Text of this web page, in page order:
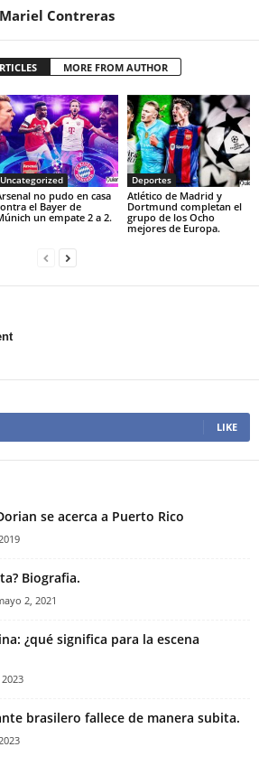
Mariel Contreras
MORE FROM AUTHOR
Uncategorized
no pudo en casa
el Bayer de
un empate 2 a 2.
Deportes
Atlético de Madrid y
Dortmund completan el
grupo de los Ocho
mejores de Europa.
LIKE
se acerca a Puerto Rico
Biografia.
2, 2021
¿qué significa para la escena
brasilero fallece de manera subita.